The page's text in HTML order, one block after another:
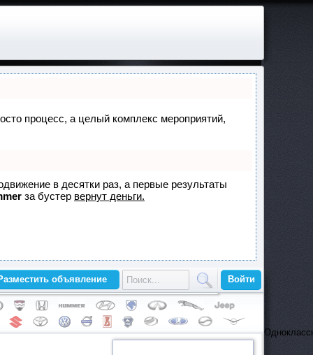
процесс, а целый комплекс мероприятий,
в десятки раз, а первые результаты
за бустер вернут деньги.
объявление Войти